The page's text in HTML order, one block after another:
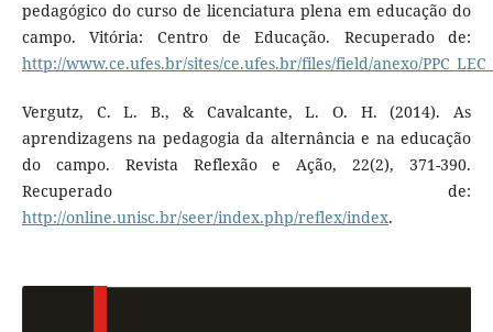
pedagógico do curso de licenciatura plena em educação do
campo. Vitória: Centro de Educação. Recuperado de:
http://www.ce.ufes.br/sites/ce.ufes.br/files/field/anexo/
Vergutz, C. L. B., & Cavalcante, L. O. H. (2014). As
aprendizagens na pedagogia da alternância e na educação
do campo. Revista Reflexão e Ação, 22(2), 371-390.
Recuperado de:
http://online.unisc.br/seer/index.php/reflex/index.